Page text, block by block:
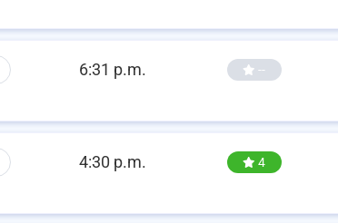
6:31 p.m. --
4:30 p.m. 4